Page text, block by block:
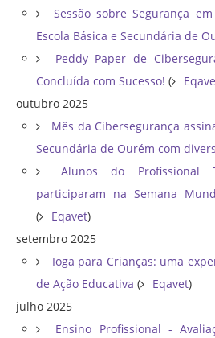
Sessão sobre Segurança
Escola Básica e Secundária de
Peddy Paper de
Concluída com Sucesso! (
outubro 2025
Mês da Cibersegurança
Secundária de Ourém com
Alunos do Profissional
participaram na Semana
(
Eqavet)
setembro 2025
Ioga para Crianças: uma
de Ação Educativa ( Eqavet)
julho 2025
Ensino Profissional -